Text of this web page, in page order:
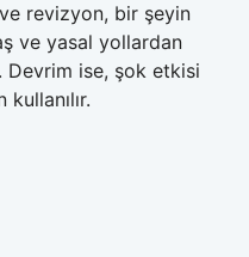
revizyon, bir şeyin
ve yasal yollardan
Devrim ise, şok etkisi